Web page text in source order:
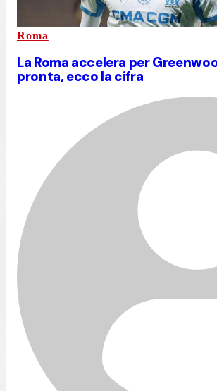
Roma
La Roma accelera per
pronta, ecco la cifra